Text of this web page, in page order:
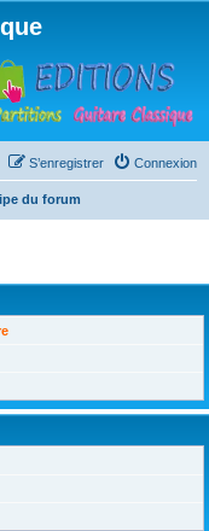
Connexion
S’enregistrer
du forum